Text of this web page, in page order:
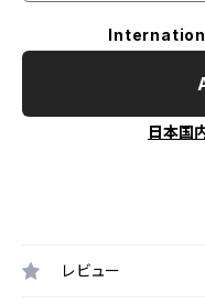
日本国
レビュー